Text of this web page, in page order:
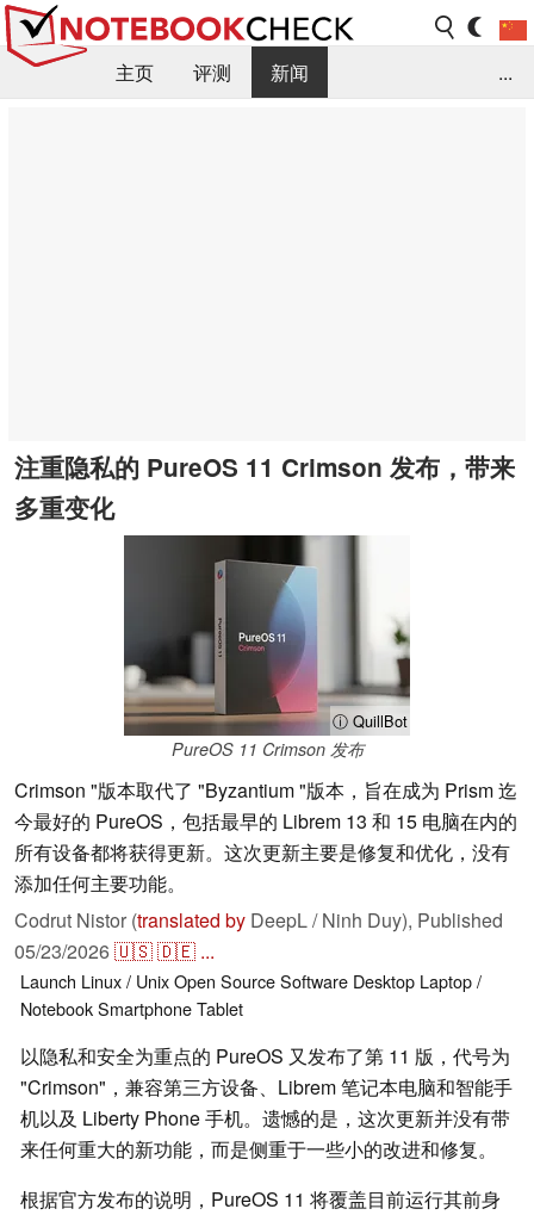
主页 评测
新闻
...
注重隐私的 PureOS 11 Crimson 发布，带来
多重变化
ⓘ QuillBot
PureOS 11 Crimson 发布
Crimson "版本取代了 "Byzantium "版本，旨在成为 Prism 迄
今最好的 PureOS，包括最早的 Librem 13 和 15 电脑在内的
所有设备都将获得更新。这次更新主要是修复和优化，没有
添加任何主要功能。
Codrut Nistor (translated by DeepL / Ninh Duy), Published
05/23/2026🇺🇸🇩🇪 ...
Launch Linux / UnixOpen SourceSoftware Desktop Laptop /
NotebookSmartphoneTablet
以隐私和安全为重点的 PureOS 又发布了第 11 版，代号为
"Crimson"，兼容第三方设备、Librem 笔记本电脑和智能手
机以及 Liberty Phone 手机。遗憾的是，这次更新并没有带
来任何重大的新功能，而是侧重于一些小的改进和修复。
根据官方发布的说明，PureOS 11 将覆盖目前运行其前身